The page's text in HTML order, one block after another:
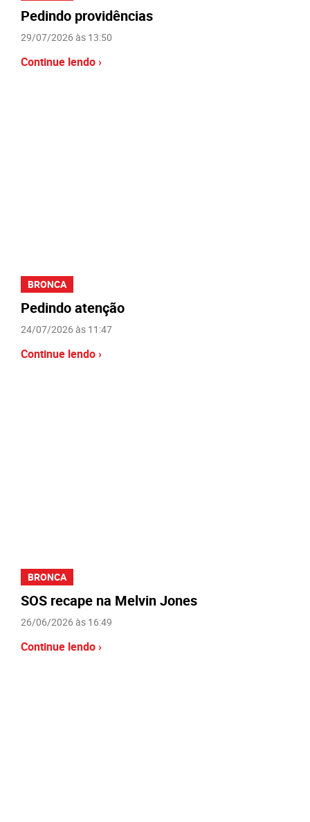
Pedindo providências
29/07/2026 às 13:50
Continue lendo ›
BRONCA
Pedindo atenção
24/07/2026 às 11:47
Continue lendo ›
BRONCA
SOS recape na Melvin Jones
26/06/2026 às 16:49
Continue lendo ›